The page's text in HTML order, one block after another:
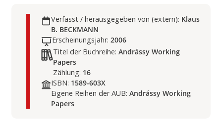
Verfasst / herausgegeben von (extern): Klaus
B. BECKMANN
Erscheinungsjahr: 2006
Titel der Buchreihe:Andrássy Working
Papers
Zählung: 16
ISBN: 1589-603X
Eigene Reihen der AUB: Andrássy Working
Papers